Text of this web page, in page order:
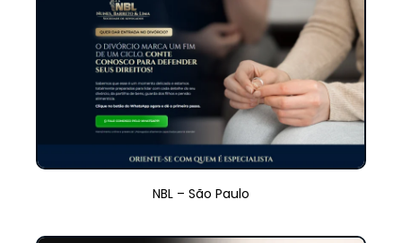
NBL – São Paulo